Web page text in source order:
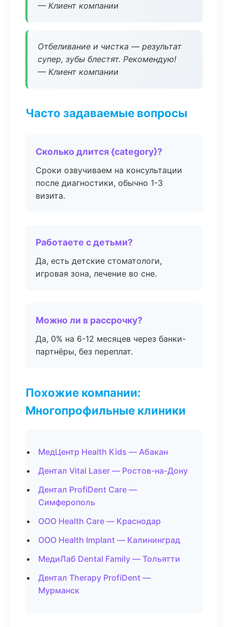
— Клиент компании
Отбеливание и чистка — результат
супер, зубы блестят. Рекомендую!
— Клиент компании
Часто задаваемые вопросы
Сколько длится {category}?
Сроки озвучиваем на консультации
после диагностики, обычно 1-3
визита.
Работаете с детьми?
Да, есть детские стоматологи,
игровая зона, лечение во сне.
Можно ли в рассрочку?
Да, 0% на 6-12 месяцев через банки-
партнёры, без переплат.
Похожие компании:
Многопрофильные клиники
МедЦентр Health Kids — Абакан
Дентал Vital Laser — Ростов-на-Дону
Дентал ProfiDent Care —
Симферополь
ООО Health Care — Краснодар
ООО Health Implant — Калининград
МедиЛаб Dental Family — Тольятти
Дентал Therapy ProfiDent —
Мурманск